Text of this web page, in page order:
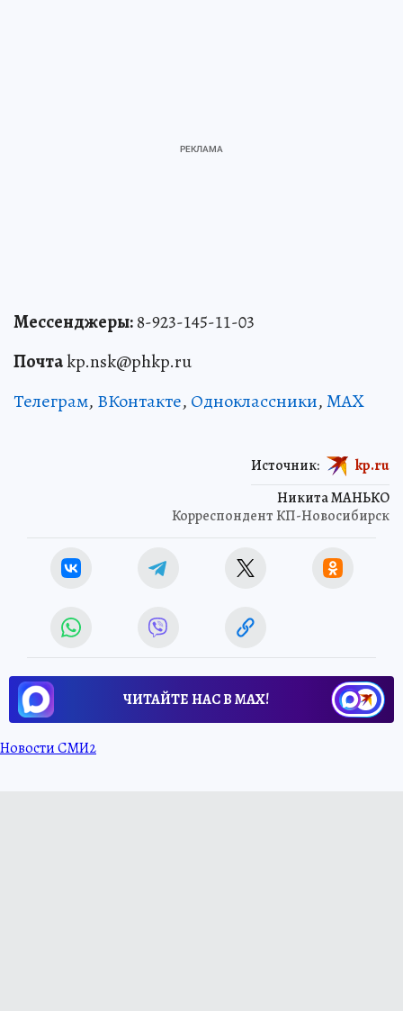
Мессенджеры:8-923-145-11-03
Почтаkp.nsk@phkp.ru
Телеграм, ВКонтакте, Одноклассники,MAX
Никита МАНЬКО
Корреспондент КП-Новосибирск
Источник: kp.ru
ЧИТАЙТЕ НАС В МАХ!
Новости СМИ2